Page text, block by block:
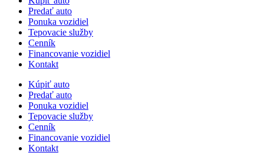
Predať auto
Ponuka vozidiel
Tepovacie služby
Cenník
Financovanie vozidiel
Kontakt
Kúpiť auto
Predať auto
Ponuka vozidiel
Tepovacie služby
Cenník
Financovanie vozidiel
Kontakt